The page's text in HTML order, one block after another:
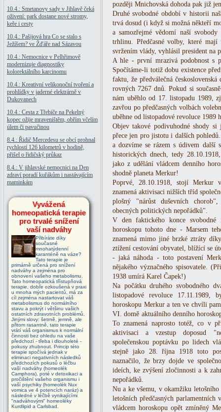
10.4.: Smetanovy sady v Jihlavě čeká
oživení: park dostane nové stromy,
keře i cesty
10.4.: Pašijová hra Co se stalo s
Ježíšem? ve Žďáře nad Sázavou
10.4.: Nemocnice v Pelhřimově
modernizuje diagnostiky
kolorektálního karcinomu
10.4.: Kreativní velikonoční tvoření a
prohlídky v jaderné elektrárně v
Dukovanech
10.4.: Cesta z Třebíče na Pekelný
kopec ožije mraveništěm, obřím včelím
úlem či pavučinou
8.4.: Řidič Mercedesu se obcí prohnal
rychlostí 126 kilometrů v hodině,
přišel o řidičský průkaz
8.4.: V jihlavské nemocnici na Den
zdraví poradí kuřákům i nastávajícím
maminkám
Vyvážená
homeopatická terapie
pro trvalé snížení
vaší nadváhy
Přibíráte díky
současné
mnohatýdenní
karanténě na váze?
Tato terapie je
primárně určená pro snížení
nadváhy a zejména pro
obnovení vašeho metabolismu.
Tato homeopatická třístupňová
terapie, dobře ozkoušená v praxi
u mnoha mých pacientů, má za
cíl zejména nastartovat váš
metabolismus do normálního
stavu a pokrýt i většinu vašich
ostatních zdravotních problémů.
Jinými slovy: šetrně, jemně, ale
přitom rasantně, tato terapie
vrátí váš organismus k normální
činnosti bez ohledu na vaše
předchozí - třeba i dlouholeté -
pokusy zhubnout. Princip této
terapie spočívá jednak v
eliminaci negativních následků
předchozích pokusů o léčbu
vaší nadváhy (homeolék
Camphora), poté v detoxikaci a
pročištění vašeho organismu i
vaší psychiky (homeolék Nux
vomica ve 4 potencích naráz) a
následné v léčbě vynikajícími
"nadváhovými" homeoléky
Kurdlipid a Carlsbad.
později Mnichovská dohoda pak již
Druhé svobodné období v historii
trvá dosud (i když si možná někteří
a samozřejmé vědomí naší
trhlinu. Předčasné volby, které mají
svržením vlády, vyhlásil president na
A hle - první mrazivá podobnost s
Spočítáme-li totiž dobu existence
faktu, že předválečná
rovných 7267 dnů. Pokud si
nám uběhlo od 17. listopadu 1989,
zavřou po předčasných volbách
uběhne od listopadové revoluce 1989
Objev takové podivuhodné shody
přece jen pro jistotu i dalších
a dozvíme se rázem s údivem další
historických dnech, tedy
jako z udělání vládcem denního
shodně planeta Merkur!
Poprvé, 28.10.1918, stojí Merkur
znamená aktivisaci nižších tříd
plošný "nárůst duševních
obecných politických nepořádků".
V den faktického konce
horoskopu tohoto dne - Marsem
znamená mimo jiné brzké ztráty
ztížení cestování obyvatel, blížící se
- jaká náhoda - toto postavení
nějakého význačného spisovatele.
1938 umírá Karel Čapek!)
Na počátku druhého svobodného
listopadové revoluce
horoskopu Merkur a ten ve chvíli
VI. domě aktuálního denního
To znamená naprosto totéž, co v
aktivisaci a vzestup doposud
společenskou poptávku po lidech
stejně jako 28. října 1918 toto
naznačilo, že brzy dojde ve
ideích, ke zvýšení zločinnosti a k
nepořádků.
Nu a ke všemu, v okamžiku
letošních předčasných
vládcem horoskopu opět zmíněný